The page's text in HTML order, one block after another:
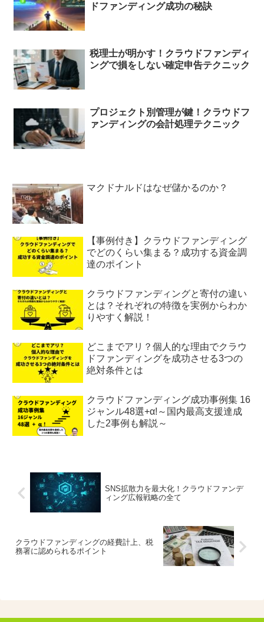
ドファンディング成功の秘訣
税理士が明かす！クラウドファンディ
ングで損をしない確定申告テクニック
プロジェクト別管理が鍵！クラウドフ
ァンディングの会計処理テクニック
マクドナルドはなぜ儲かるのか？
【事例付き】クラウドファンディング
でどのくらい集まる？成功する資金調
達のポイント
クラウドファンディングと寄付の違い
とは？それぞれの特徴を実例からわか
りやすく解説！
どこまでアリ？個人的な理由でクラウ
ドファンディングを成功させる3つの
絶対条件とは
クラウドファンディング成功事例集 16
ジャンル48選+α!～国内最高支援達成
した2事例も解説～
SNS拡散力を最大化！クラウドファンデ
ィング広報戦略の全て
クラウドファンディングの経費計上、税
務署に認められるポイント